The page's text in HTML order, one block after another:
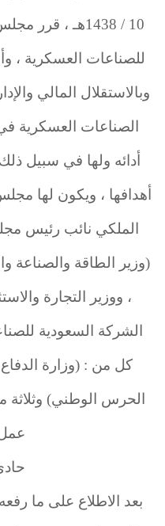
10 / 1438هـ ،
للصناعات العسكرية ،
وبالاستقلال المالي
الصناعات العسكرية
أدائه ولها في سبيل
أهدافها ، ويكون لها
الملكي نائب رئيس
(وزير الطاقة والصناعة
، ووزير التجارة
الشركة السعودية
كل من : (وزارة الدفاع
الحرس الوطني)
عمل
بعد الاطلاع على ما